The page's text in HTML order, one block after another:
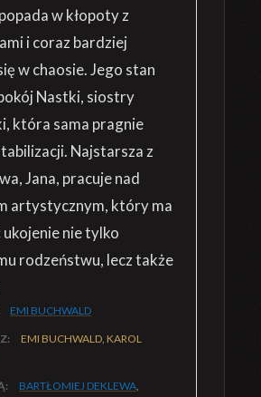
w kłopoty z
i coraz bardziej
w chaosie. Jego stan
Nastki, siostry
która sama pragnie
Najstarsza z
Jana, pracuje nad
artystycznym, który ma
ukojenie nie tylko
rodzeństwu, lecz także
EMI BUCHWALD
EMI BUCHWALD, KAROL
BARTŁOMIEJ DEKLEWA,